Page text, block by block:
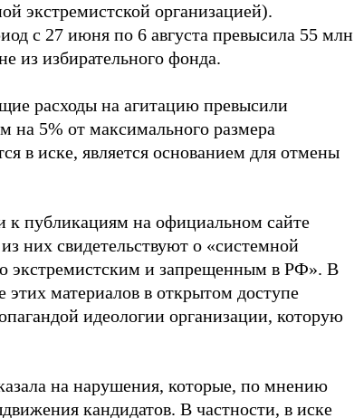
экстремистской организацией).
с 27 июня по 6 августа превысила 55 млн
из избирательного фонда.
расходы на агитацию превысили
на 5% от максимального размера
в иске, является основанием для отмены
к публикациям на официальном сайте
них свидетельствуют о «системной
экстремистским и запрещенным в РФ». В
этих материалов в открытом доступе
идеологии организации, которую
на нарушения, которые, по мнению
кандидатов. В частности, в иске